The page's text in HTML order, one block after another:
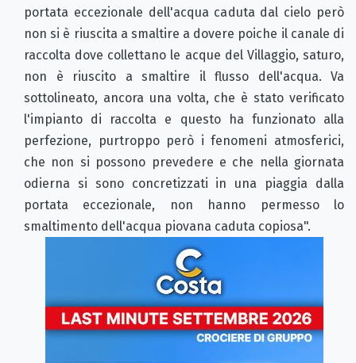
portata eccezionale dell'acqua caduta dal cielo però
non si è riuscita a smaltire a dovere poiche il canale di
raccolta dove collettano le acque del Villaggio, saturo,
non è riuscito a smaltire il flusso dell'acqua. Va
sottolineato, ancora una volta, che è stato verificato
l'impianto di raccolta e questo ha funzionato alla
perfezione, purtroppo però i fenomeni atmosferici,
che non si possono prevedere e che nella giornata
odierna si sono concretizzati in una piaggia dalla
portata eccezionale, non hanno permesso lo
smaltimento dell'acqua piovana caduta copiosa".